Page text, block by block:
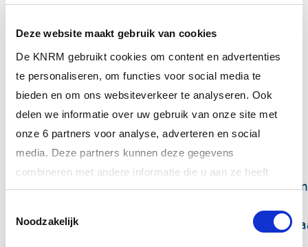
Deze website maakt gebruik van cookies
De KNRM gebruikt cookies om content en advertenties
te personaliseren, om functies voor social media te
bieden en om ons websiteverkeer te analyseren. Ook
delen we informatie over uw gebruik van onze site met
onze 6 partners voor analyse, adverteren en social
media. Deze partners kunnen deze gegevens
combineren met andere informatie die u aan ze heeft
verstrekt of die ze hebben verzameld op basis van uw
Noodzakelijk
KNRM PODCASTS
'REDDERS OP ZEE'
Presentator Roelof Hemmen neemt luisteraars
mee langs de mooiste, heftigste en meest
emotionele reddingsverhalen.
Beleef de emoties van redders en
geredden.Gameeterugindetijdenervaarde
geredden.Je momenten